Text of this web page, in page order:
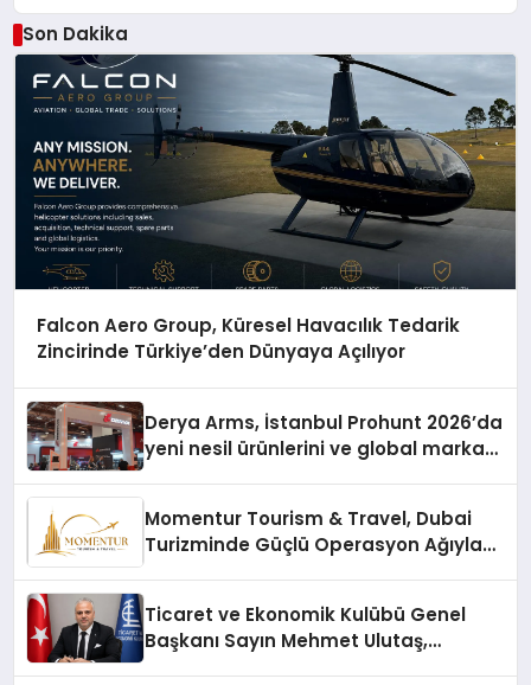
Son Dakika
Falcon Aero Group, Küresel Havacılık Tedarik
Zincirinde Türkiye’den Dünyaya Açılıyor
Derya Arms, İstanbul Prohunt 2026’da
yeni nesil ürünlerini ve global marka
Momentur Tourism & Travel, Dubai
Turizminde Güçlü Operasyon Ağıyla
Ticaret ve Ekonomik Kulübü Genel
Başkanı Sayın Mehmet Ulutaş,